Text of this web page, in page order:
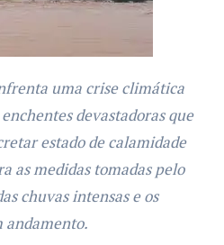
devastadoras que
estado de calamidade
as medidas tomadas pelo
chuvas intensas e os
andamento.